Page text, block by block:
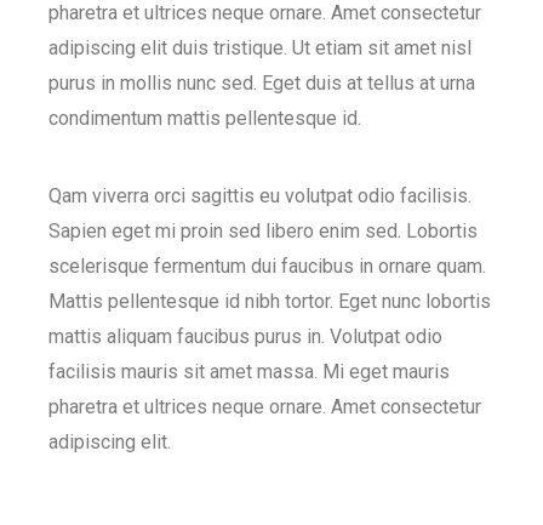
pharetra et ultrices neque ornare. Amet consectetur
adipiscing elit duis tristique. Ut etiam sit amet nisl
purus in mollis nunc sed. Eget duis at tellus at urna
condimentum mattis pellentesque id.
Qam viverra orci sagittis eu volutpat odio facilisis.
Sapien eget mi proin sed libero enim sed. Lobortis
scelerisque fermentum dui faucibus in ornare quam.
Mattis pellentesque id nibh tortor. Eget nunc lobortis
mattis aliquam faucibus purus in. Volutpat odio
facilisis mauris sit amet massa. Mi eget mauris
pharetra et ultrices neque ornare. Amet consectetur
adipiscing elit.